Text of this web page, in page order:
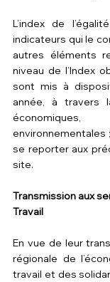
L’index de
indicateurs qui le
autres éléments
niveau de l’Index
sont mis à
année, à travers
environnementales
se reporter aux
site.
Transmission aux
Travail
En vue de leur
régionale de
travail et des